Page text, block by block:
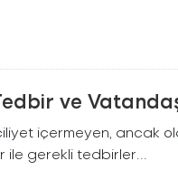
ve
içermeyen, ancak
ile gerekli tedbirler...